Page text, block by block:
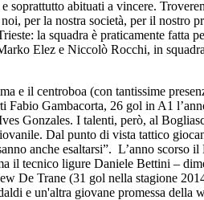
soprattutto abituati a vincere.
per la nostra società, per il nostro
la squadra è praticamente fatta
Elez e Niccolò Rocchi, in
e il centroboa (con tantissime
Gambacorta, 26 gol in A1
Gonzales. I talenti, però, al
Dal punto di vista tattico
anche esaltarsi”. L’anno scorso
il tecnico ligure Daniele Bettini –
De Trane (31 gol nella stagione
e un'altra giovane promessa della